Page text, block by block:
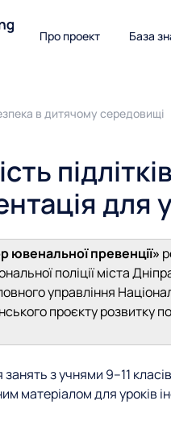
Про проект База
в дитячому середовищі
для
ювенальної превенції»
поліції міста
управління
проєкту розвитку
з учнями 9–11
матеріалом для уроків